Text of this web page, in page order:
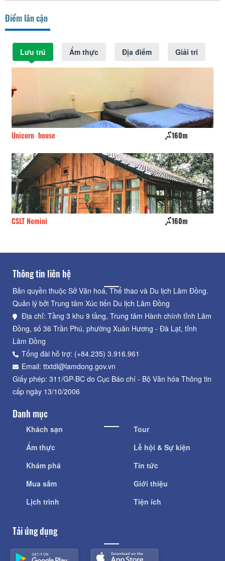
Điểm lân cận
Lưu trú Ẩm thực Địa điểm Giải trí
Unicorn house 160m
CSLT Nomini 160m
Thông tin liên hệ
Bản quyền thuộc Sở Văn hoá, Thể thao và Du lịch Lâm Đồng.
Quản lý bởi Trung tâm Xúc tiến Du lịch Lâm Đồng
Địa chỉ: Tầng 3 khu 9 tầng, Trung tâm Hành chính tỉnh Lâm
Đồng, số 36 Trần Phú, phường Xuân Hương - Đà Lạt, tỉnh
Lâm Đồng
Tổng đài hỗ trợ: (+84.235) 3.916.961
Email: ttxtdl@lamdong.gov.vn
Giấy phép: 311/GP-BC do Cục Báo chí - Bộ Văn hóa Thông tin
cấp ngày 13/10/2006
Danh mục
Khách sạn
Ẩm thực
Khám phá
Mua sắm
Lịch trình
Tour
Lễ hội & Sự kiện
Tin tức
Giới thiệu
Tiện ích
Tải ứng dụng